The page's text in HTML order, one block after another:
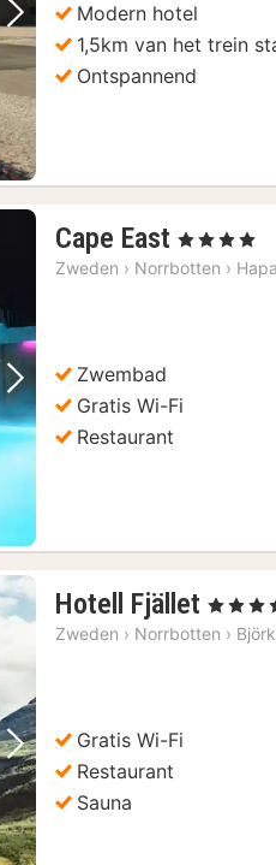
Volgende foto
Modern hotel
1,5km van het trein
Ontspannend
Volgende foto
Cape East 1
nacht
, 4 Sterren
Zweden › Norrbotten ›
Zwembad
Gratis Wi-Fi
Restaurant
Volgende foto
Hotell Fjället 1
nacht
, 4 Sterren
Zweden › Norrbotten ›
Gratis Wi-Fi
Restaurant
Sauna